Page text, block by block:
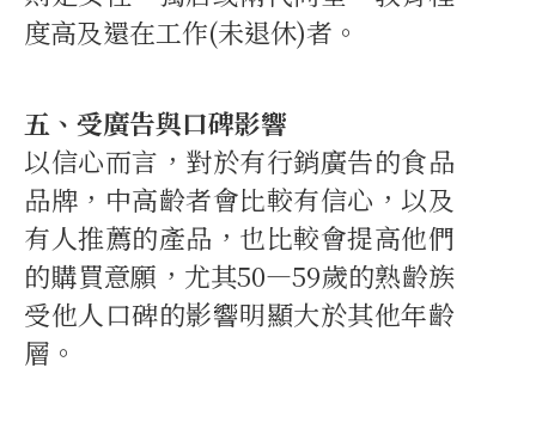
度高及還在工作(未退休)者。
五、受廣告與口碑影響
以信心而言，對於有行銷廣告的食品
品牌，中高齡者會比較有信心，以及
有人推薦的產品，也比較會提高他們
的購買意願，尤其50—59歲的熟齡族
受他人口碑的影響明顯大於其他年齡
層。